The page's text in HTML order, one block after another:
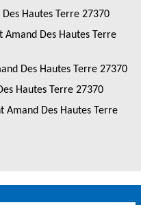
Hautes Terre 27370
Amand Des Hautes Terre
Des Hautes Terre 27370
Hautes Terre 27370
Amand Des Hautes Terre